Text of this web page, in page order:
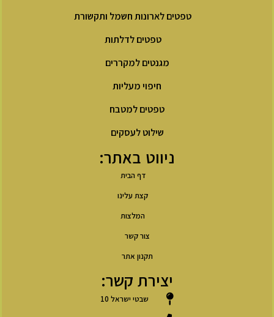
טפטים לארונות חשמל ותקשורת
טפטים לדלתות
מגנטים למקררים
חיפוי מעליות
טפטים למטבח
שילוט לעסקים
ניווט באתר:
דף הבית
קצת עלינו
המלצות
צור קשר
תקנון אתר
יצירת קשר:
שבטי ישראל 10